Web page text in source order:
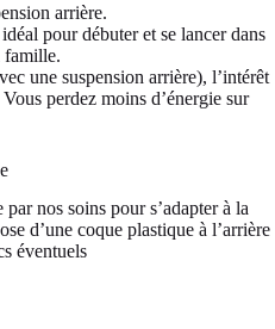
arrière.
pour débuter et se lancer dans
famille.
une suspension arrière), l’intérêt
perdez moins d’énergie sur
nos soins pour s’adapter à la
d’une coque plastique à l’arrière
éventuels